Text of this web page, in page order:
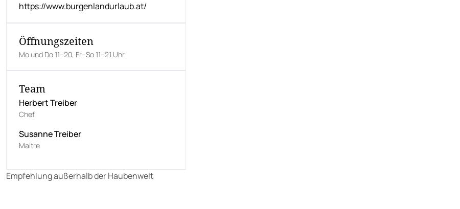
https://www.burgenlandurlaub.at/
Öffnungszeiten
Mo und Do 11–20, Fr–So 11–21 Uhr
Team
Herbert Treiber
Chef
Susanne Treiber
Maitre
Empfehlung außerhalb der Haubenwelt